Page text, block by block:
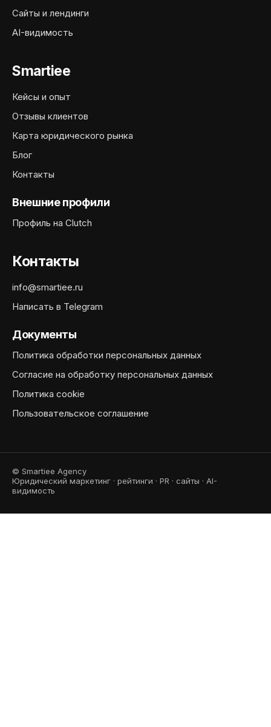
Сайты и лендинги
AI-видимость
Smartiee
Кейсы и опыт
Отзывы клиентов
Карта юридического рынка
Блог
Контакты
Внешние профили
Профиль на Clutch
Контакты
info@smartiee.ru
Написать в Telegram
Документы
Политика обработки персональных данных
Согласие на обработку персональных данных
Политика cookie
Пользовательское соглашение
© Smartiee Agency
Юридический маркетинг · рейтинги · PR · сайты · AI-
видимость